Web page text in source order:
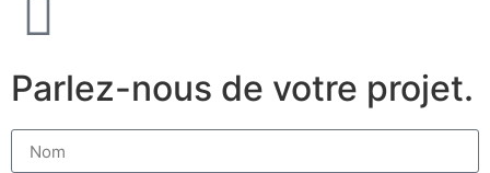
Parlez-nous de votre projet.